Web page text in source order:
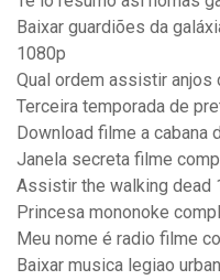
Baixar guardiões da
1080p
Qual ordem assistir anjos
Terceira temporada de
Download filme a cabana
Janela secreta filme
Assistir the walking dead
Princesa mononoke
Meu nome é radio filme
Baixar musica legiao